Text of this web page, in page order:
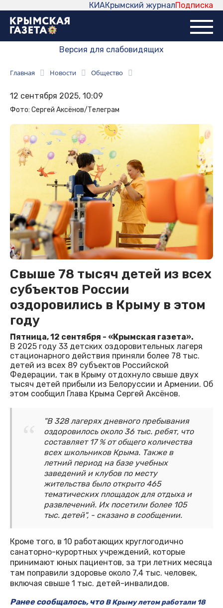
Подписка
Крымский журнал
КИА
Версия для слабовидящих
Главная Новости Общество
12 сентября 2025, 10:09
Фото: Сергей Аксёнов/Телеграм
Свыше 78 тысяч детей из всех
субъектов России
оздоровились в Крыму в этом
году
Пятница, 12 сентября - «Крымская газета».
В 2025 году 33 детских оздоровительных лагеря
стационарного действия приняли более 78 тыс.
детей из всех 89 субъектов Российской
Федерации, так в Крыму отдохнуло свыше двух
тысяч детей прибыли из Белоруссии и Армении. Об
этом сообщил Глава Крыма Сергей Аксёнов.
"В 328 лагерях дневного пребывания
оздоровилось около 36 тыс. ребят, что
составляет 17 % от общего количества
всех школьников Крыма. Также в
летний период на базе учебных
заведений и клубов по месту
жительства было открыто 465
тематических площадок для отдыха и
развлечений. Их посетили более 105
тыс. детей", - сказано в сообщении.
Кроме того, в 10 работающих круглогодично
санаторно-курортных учреждений, которые
принимают юных пациентов, за три летних месяца
там поправили здоровье около 7,4 тыс. человек,
включая свыше 1 тыс. детей-инвалидов.
Ранее сообщалось, чтоВ Крыму летом работали 18